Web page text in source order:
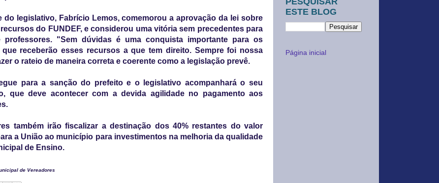
do legislativo, Fabrício Lemos, comemorou a aprovação da lei sobre
do FUNDEF, e considerou uma vitória sem precedentes para
professores. "Sem dúvidas é uma conquista importante para os
que receberão esses recursos a que tem direito. Sempre foi nossa
o rateio de maneira correta e coerente como a legislação prevê.
para a sanção do prefeito e o legislativo acompanhará o seu
que deve acontecer com a devida agilidade no pagamento aos
também irão fiscalizar a destinação dos 40% restantes do valor
a União ao município para investimentos na melhoria da qualidade
de Ensino.
de Vereadores
ESTE BLOG
Página inicial